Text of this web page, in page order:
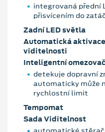
integrovaná přední
přisvícením do
Zadní LED světla
Automatická
viditelnosti
Inteligentní
detekuje dopravní
automaticky může
rychlostní limit
Tempomat
Sada Viditelnost